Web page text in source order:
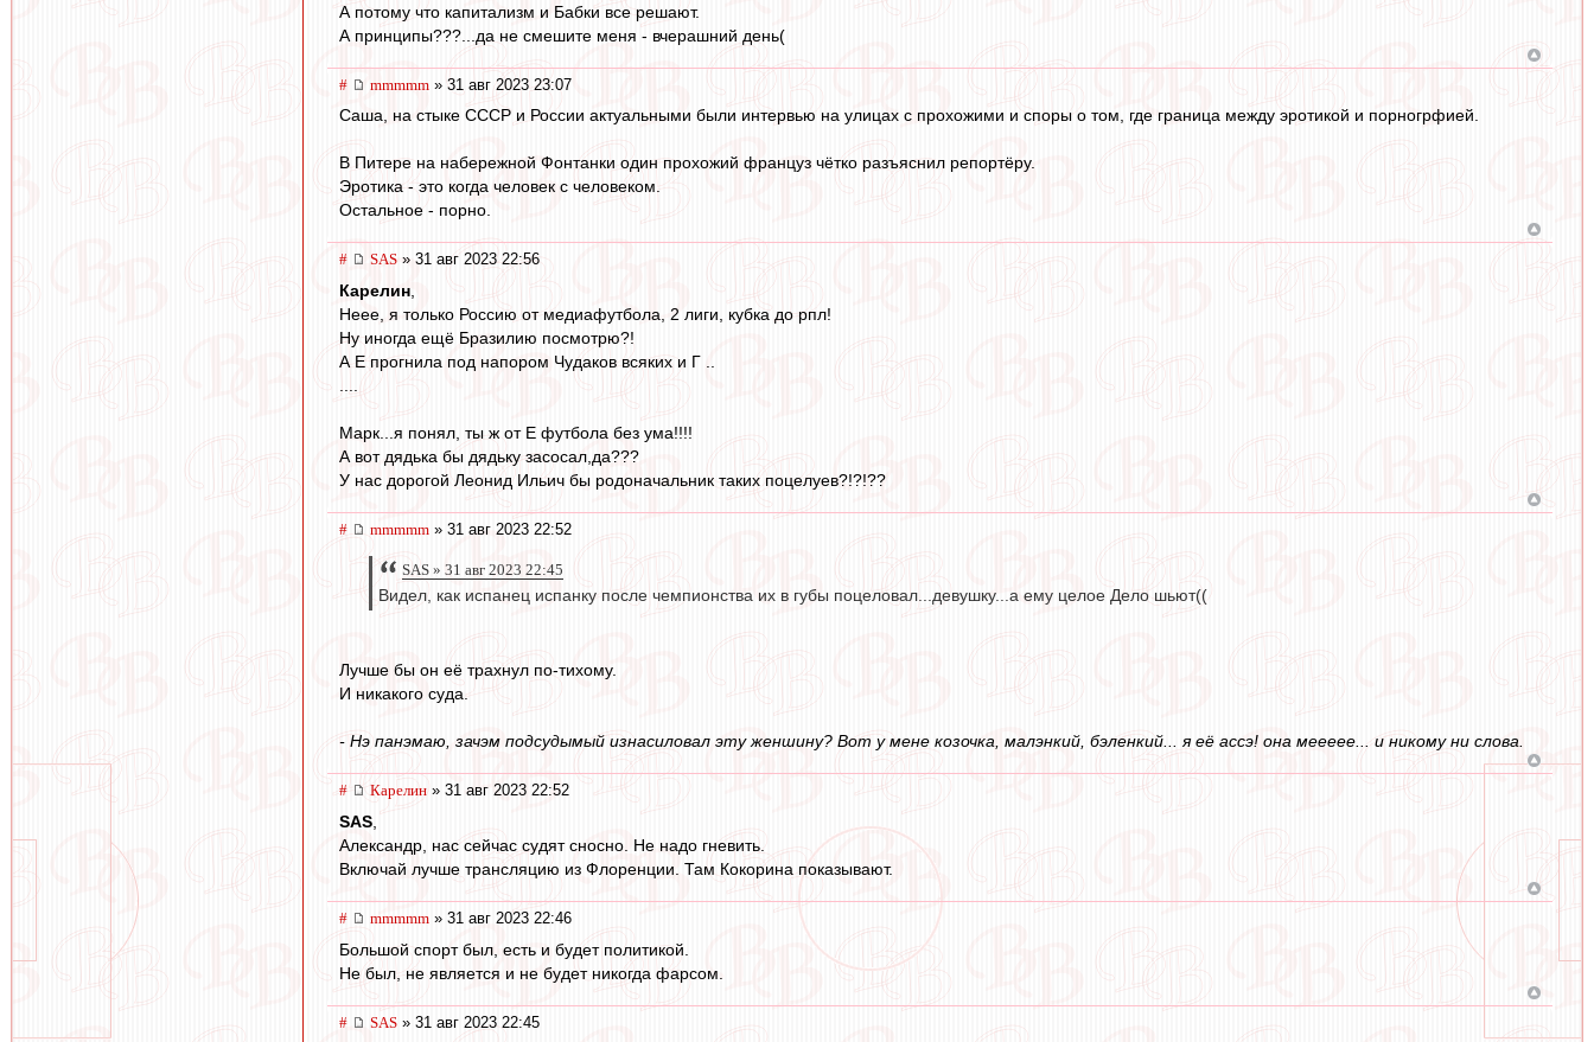
А потому что капитализм и Бабки все решают.
А принципы???...да не смешите меня - вчерашний день(
# mmmmm » 31 авг 2023 23:07
Саша, на стыке СССР и России актуальными были интервью на улицах с прохожими и споры о том, где граница между эротикой и порногрфией.
В Питере на набережной Фонтанки один прохожий француз чётко разъяснил репортёру.
Эротика - это когда человек с человеком.
Остальное - порно.
# SAS » 31 авг 2023 22:56
Карелин
Неее, я только Россию от медиафутбола, 2 лиги, кубка до рпл!
Ну иногда ещё Бразилию посмотрю?!
А Е прогнила под напором Чудаков всяких и Г ..
Марк...я понял, ты ж от Е футбола без ума!!!!
А вот дядька бы дядьку засосал,да???
У нас дорогой Леонид Ильич бы родоначальник таких поцелуев?!?!??
# mmmmm » 31 авг 2023 22:52
SAS » 31 авг 2023 22:45
Видел, как испанец испанку после чемпионства их в губы поцеловал...девушку...а ему целое Дело шьют((
Лучше бы он её трахнул по-тихому.
И никакого суда.
- Нэ панэмаю, зачэм подсудымый изнасиловал эту женшину? Вот у мене козочка, малэнкий, бэленкий... я её ассэ! она меееее... и никому ни слова.
# Карелин » 31 авг 2023 22:52
SAS
Александр, нас сейчас судят сносно. Не надо гневить.
Включай лучше трансляцию из Флоренции. Там Кокорина показывают.
# mmmmm » 31 авг 2023 22:46
Большой спорт был, есть и будет политикой.
Не был, не является и не будет никогда фарсом.
# SAS » 31 авг 2023 22:45